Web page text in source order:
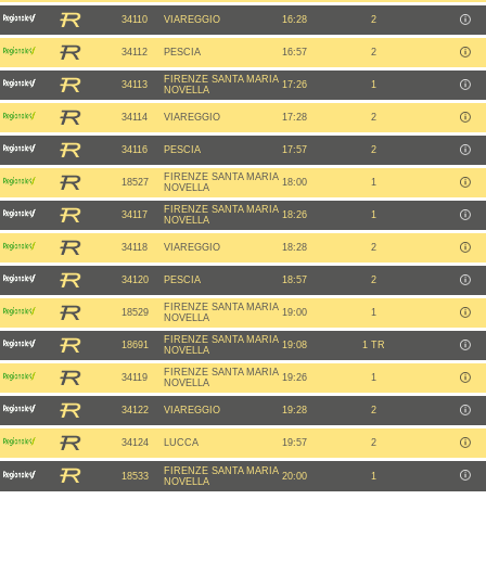
34110 VIAREGGIO 16:28 2
34112 PESCIA 16:57 2
34113
FIRENZE SANTA MARIA
NOVELLA
17:26 1
34114 VIAREGGIO 17:28 2
34116 PESCIA 17:57 2
18527
FIRENZE SANTA MARIA
NOVELLA
18:00 1
34117
FIRENZE SANTA MARIA
NOVELLA
18:26 1
34118 VIAREGGIO 18:28 2
34120 PESCIA 18:57 2
18529
FIRENZE SANTA MARIA
NOVELLA
19:00 1
18691
FIRENZE SANTA MARIA
NOVELLA
19:08 1 TR
34119
FIRENZE SANTA MARIA
NOVELLA
19:26 1
34122 VIAREGGIO 19:28 2
34124 LUCCA 19:57 2
18533
FIRENZE SANTA MARIA
NOVELLA
20:00 1